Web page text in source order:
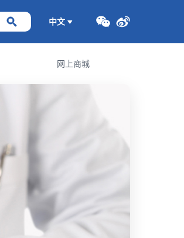
中文
网上商城